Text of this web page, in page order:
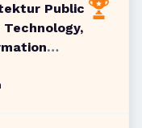
Public